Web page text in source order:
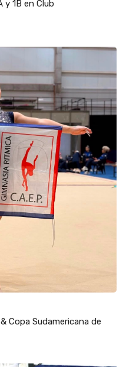
y 1B en Club
Copa Sudamericana de